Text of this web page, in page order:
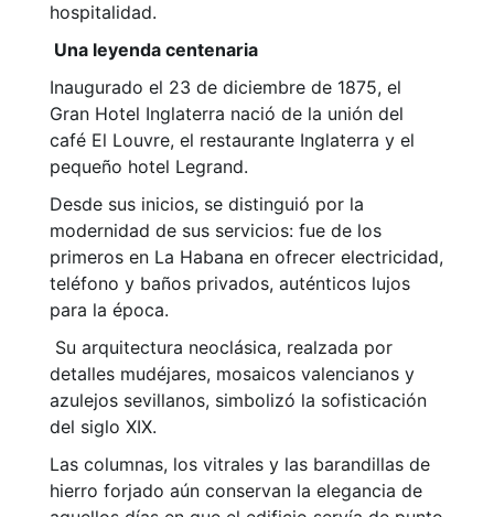
hospitalidad.
Una leyenda centenaria
Inaugurado el 23 de diciembre de 1875, el
Gran Hotel Inglaterra nació de la unión del
café El Louvre, el restaurante Inglaterra y el
pequeño hotel Legrand.
Desde sus inicios, se distinguió por la
modernidad de sus servicios: fue de los
primeros en La Habana en ofrecer electricidad,
teléfono y baños privados, auténticos lujos
para la época.
Su arquitectura neoclásica, realzada por
detalles mudéjares, mosaicos valencianos y
azulejos sevillanos, simbolizó la sofisticación
del siglo XIX.
Las columnas, los vitrales y las barandillas de
hierro forjado aún conservan la elegancia de